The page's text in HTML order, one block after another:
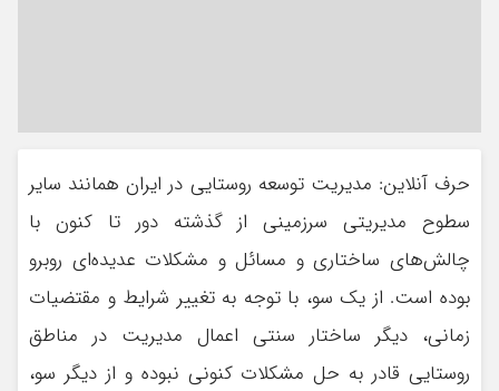
حرف آنلاین: مديريت توسعه روستايي در ايران همانند ساير
سطوح مديريتي سرزميني از گذشته دور تا كنون با
چالش‌هاي ساختاري و مسائل و مشكلات عديده‌اي روبرو
بوده است. از يك سو، با توجه به تغيير شرايط و مقتضيات
زماني، ديگر ساختار سنتي اعمال مديريت در مناطق
روستايي قادر به حل مشكلات كنوني نبوده و از ديگر سو،